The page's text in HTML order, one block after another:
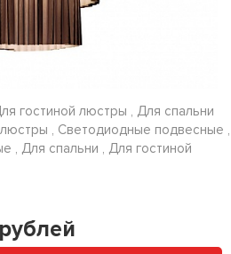
гостиной люстры , Для спальни
, Светодиодные подвесные ,
, Для спальни , Для гостиной
рублей